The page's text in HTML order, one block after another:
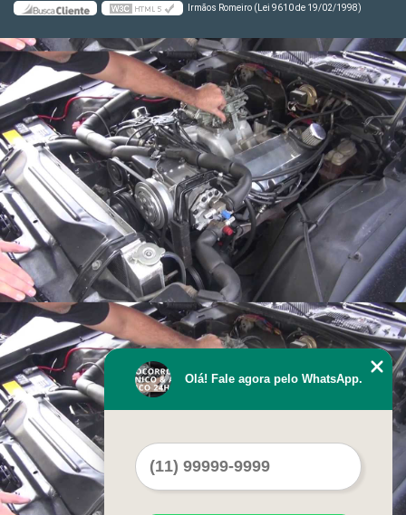
Irmãos Romeiro (Lei 9610 de 19/02/1998)
Olá! Fale agora pelo WhatsApp.